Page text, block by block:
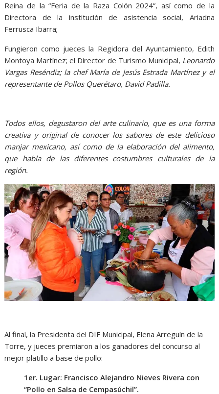
Reina de la “Feria de la Raza Colón 2024”, así como de la
Directora de la institución de asistencia social, Ariadna
Ferrusca Ibarra;
Fungieron como jueces la Regidora del Ayuntamiento, Edith
Montoya Martínez; el Director de Turismo Municipal, Leonardo
Vargas Reséndiz; la chef María de Jesús Estrada Martínez y el
representante de Pollos Querétaro, David Padilla.
Todos ellos, degustaron del arte culinario, que es una forma
creativa y original de conocer los sabores de este delicioso
manjar mexicano, así como de la elaboración del alimento,
que habla de las diferentes costumbres culturales de la
región.
Al final, la Presidenta del DIF Municipal, Elena Arreguín de la
Torre, y jueces premiaron a los ganadores del concurso al
mejor platillo a base de pollo:
1er. Lugar: Francisco Alejandro Nieves Rivera con
“Pollo en Salsa de Cempasúchil”.